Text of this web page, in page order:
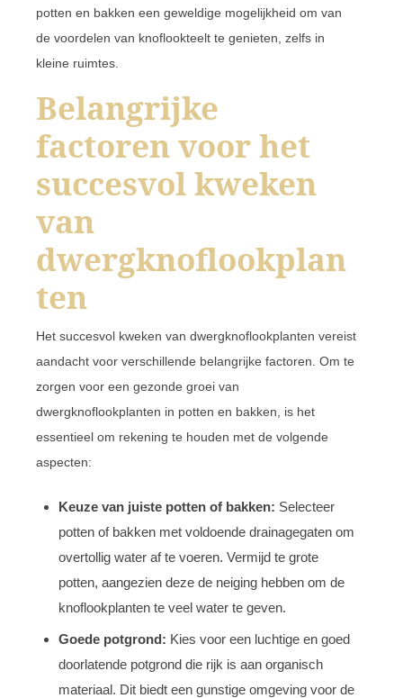
potten en bakken een geweldige mogelijkheid om van
de voordelen van knoflookteelt te genieten, zelfs in
kleine ruimtes.
Belangrijke
factoren voor het
succesvol kweken
van
dwergknoflookplan
ten
Het succesvol kweken van dwergknoflookplanten vereist
aandacht voor verschillende belangrijke factoren. Om te
zorgen voor een gezonde groei van
dwergknoflookplanten in potten en bakken, is het
essentieel om rekening te houden met de volgende
aspecten:
Keuze van juiste potten of bakken: Selecteer
potten of bakken met voldoende drainagegaten om
overtollig water af te voeren. Vermijd te grote
potten, aangezien deze de neiging hebben om de
knoflookplanten te veel water te geven.
Goede potgrond: Kies voor een luchtige en goed
doorlatende potgrond die rijk is aan organisch
materiaal. Dit biedt een gunstige omgeving voor de